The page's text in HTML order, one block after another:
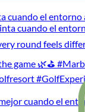
cuando el entorno
cuando el